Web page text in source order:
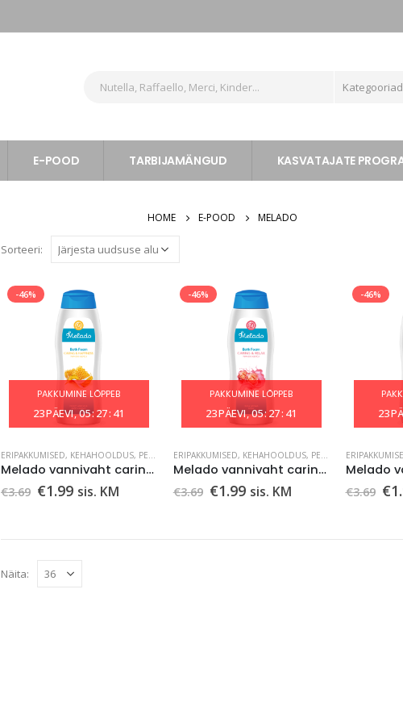
Kategooriad
E-POOD TARBIJAMÄNGUD KASVATAJATE
HOME E-POOD MELADO
Sorteeri:
-46%
PAKKUMINE LÕPPEB
23PÄEVI 05: 27: 40
ERIPAKKUMISED, KEHAHOOLDUS, PESUVAHENDID ,TARBEKAUP
Melado vannivaht caring&happiness mesi&piim 750ml
€3.69 Algne
€1.99Praegune
sis. KM
-46%
PAKKUMINE LÕPPEB
23PÄEVI 05:27: 40
ERIPAKKUMISED, KEHAHOOLDUS, PESUVAHENDID ,
Melado vannivaht caring& relax roosi 750ml
€3.69 Algne
€1.99Praegune
sis. KM
-46%
23
€3.69 €
Näita: